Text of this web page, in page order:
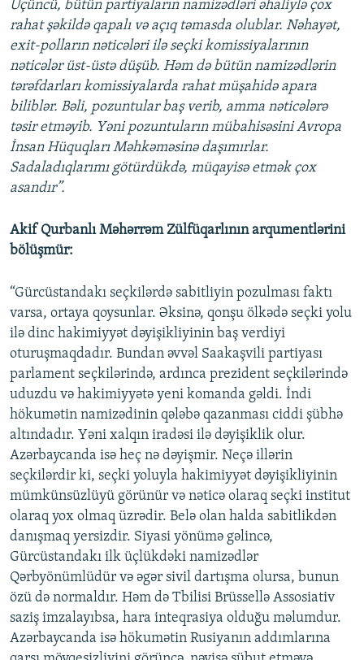
Üçüncü, bütün partiyaların namizədləri əhaliylə çox
rahat şəkildə qapalı və açıq təmasda olublar. Nəhayət,
exit-polların nəticələri ilə seçki komissiyalarının
nəticələr üst-üstə düşüb. Həm də bütün namizədlərin
tərəfdarları komissiyalarda rahat müşahidə apara
biliblər. Bəli, pozuntular baş verib, amma nəticələrə
təsir etməyib. Yəni pozuntuların mübahisəsini Avropa
İnsan Hüquqları Məhkəməsinə daşımırlar.
Sadaladıqlarımı götürdükdə, müqayisə etmək çox
asandır”.
Akif Qurbanlı Məhərrəm Zülfüqarlının arqumentlərini
bölüşmür:
“Gürcüstandakı seçkilərdə sabitliyin pozulması faktı
varsa, ortaya qoysunlar. Əksinə, qonşu ölkədə seçki yolu
ilə dinc hakimiyyət dəyişikliyinin baş verdiyi
oturuşmaqdadır. Bundan əvvəl Saakaşvili partiyası
parlament seçkilərində, ardınca prezident seçkilərində
uduzdu və hakimiyyətə yeni komanda gəldi. İndi
hökumətin namizədinin qələbə qazanması ciddi şübhə
altındadır. Yəni xalqın iradəsi ilə dəyişiklik olur.
Azərbaycanda isə heç nə dəyişmir. Neçə illərin
seçkilərdir ki, seçki yoluyla hakimiyyət dəyişikliyinin
mümkünsüzlüyü görünür və nəticə olaraq seçki institut
olaraq yox olmaq üzrədir. Belə olan halda sabitlikdən
danışmaq yersizdir. Siyasi yönümə gəlincə,
Gürcüstandakı ilk üçlükdəki namizədlər
Qərbyönümlüdür və əgər sivil dartışma olursa, bunun
özü də normaldır. Həm də Tbilisi Brüssellə Assosiativ
saziş imzalayıbsa, hara inteqrasiya olduğu məlumdur.
Azərbaycanda isə hökumətin Rusiyanın addımlarına